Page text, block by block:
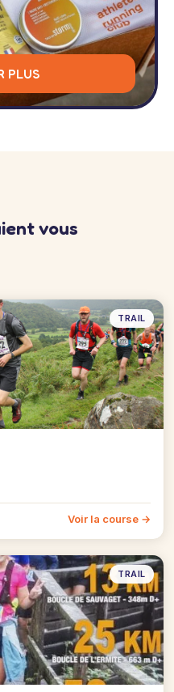
PLUS
vous
TRAIL
Voir la course →
TRAIL